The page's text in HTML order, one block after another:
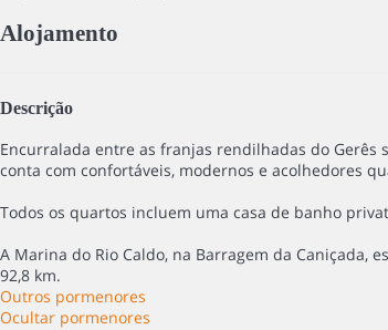
Alojamento
Descrição
Encurralada entre as franjas rendilhadas do Gerês
conta com confortáveis, modernos e acolhedores
Todos os quartos incluem uma casa de banho
A Marina do Rio Caldo, na Barragem da Caniçada,
92,8 km.
Outros pormenores
Ocultar pormenores